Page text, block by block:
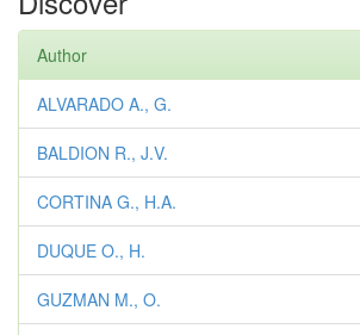
Author
ALVARADO A., G.
BALDION R., J.V.
CORTINA G., H.A.
DUQUE O., H.
GUZMAN M., O.